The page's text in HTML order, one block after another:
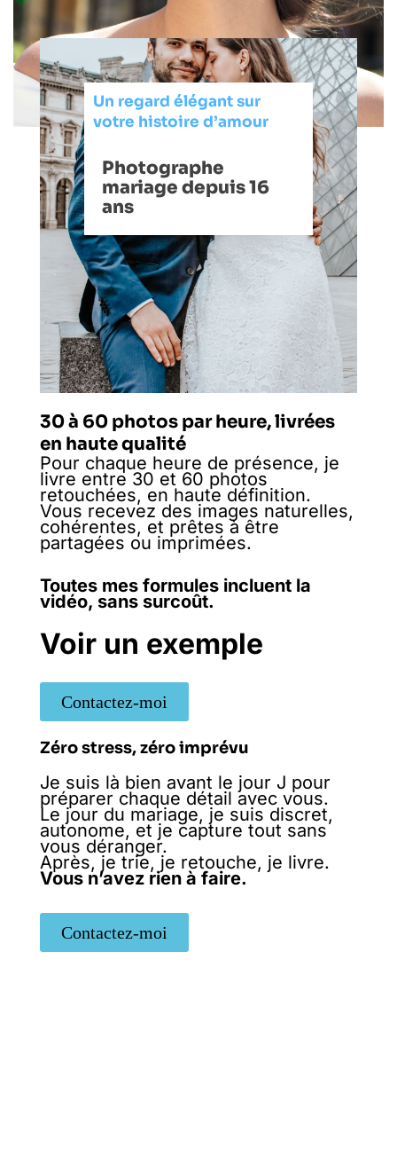
Un regard élégant sur
votre histoire d’amour
Photographe
mariage depuis 16
ans
30 à 60 photos par heure, livrées
en haute qualité
Pour chaque heure de présence, je
livre entre 30 et 60 photos
retouchées, en haute définition.
Vous recevez des images naturelles,
cohérentes, et prêtes à être
partagées ou imprimées.
Toutes mes formules incluent la
vidéo, sans surcoût.
Voir un exemple
Contactez-moi
Zéro stress, zéro imprévu
Je suis là bien avant le jour J pour
préparer chaque détail avec vous.
Le jour du mariage, je suis discret,
autonome, et je capture tout sans
vous déranger.
Après, je trie, je retouche, je livre.
Vous n’avez rien à faire.
Contactez-moi